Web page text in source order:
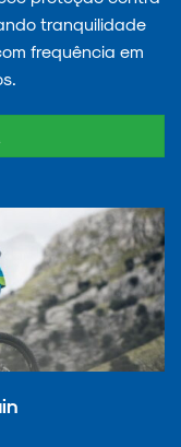
tranquilidade
frequência em